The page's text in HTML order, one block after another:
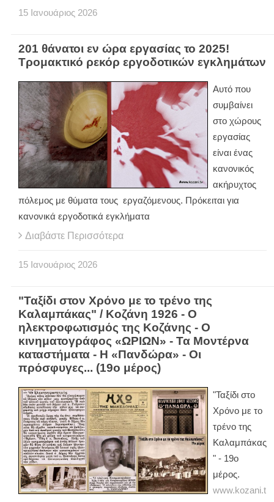
15 Ιανουάριος 2026
201 θάνατοι εν ώρα εργασίας το 2025!
Τρομακτικό ρεκόρ εργοδοτικών εγκλημάτων
Αυτό που
συμβαίνει
στο χώρους
εργασίας
είναι ένας
κανονικός
ακήρυχτος
πόλεμος με θύματα τους εργαζόμενους. Πρόκειται για
κανονικά εργοδοτικά εγκλήματα
Διαβάστε Περισσότερα
15 Ιανουάριος 2026
"Ταξίδι στον Χρόνο με το τρένο της
Καλαμπάκας" / Κοζάνη 1926 - Ο
ηλεκτροφωτισμός της Κοζάνης - Ο
κινηματογράφος «ΩΡΙΩΝ» - Τα Μοντέρνα
καταστήματα - Η «Πανδώρα» - Οι
πρόσφυγες... (19ο μέρος)
"Ταξίδι στο
Χρόνο με το
τρένο της
Καλαμπάκας
" - 19ο
μέρος.
www.kozani.t